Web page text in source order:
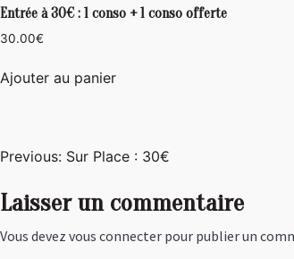
Entrée à 30€ : 1 conso + 1 conso offerte
30.00€
Ajouter au panier
Navigation
de
l’article
Previous: Sur Place : 30€
Laisser un commentaire
Vous devez vous connecter pour publier un